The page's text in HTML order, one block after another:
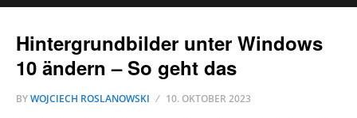
Hintergrundbilder unter Windows
10 ändern – So geht das
BYWOJCIECH ROSLANOWSKI 10. OKTOBER 2023